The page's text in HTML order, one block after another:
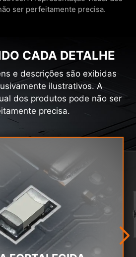
ser perfeitamente precisa.
CADA DETALHE
e descrições são exibidas
ilustrativos. A
dos produtos pode não ser
precisa.